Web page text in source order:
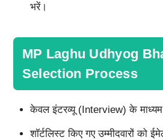
भरें।
MP Laghu Udhyog
Selection Process
केवल इंटरव्यू (Interview) के माध्यम
शॉर्टलिस्ट किए गए उम्मीदवारों को